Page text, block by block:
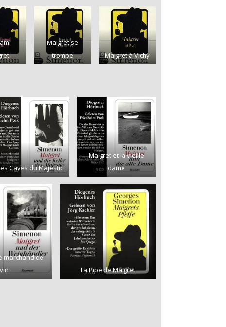
Maigret se
trompe
Maigret à Vichy
Caves du Majestic
Maigret et la vieille
dame
marchand de
vin
La Pipe de Maigret